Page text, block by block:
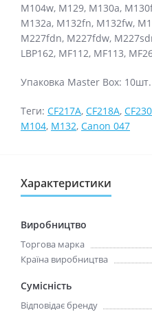
M104w, M129, M130a,
M132a, M132fn, M132fw,
M227fdn, M227fdw,
LBP162, MF112, MF113,
Упаковка Master Box: 10шт.
Теги: CF217A, CF218A,
M104, M132, Canon 047
Характеристики
Виробництво
Торгова марка
Країна виробництва
Сумісність
Відповідає бренду